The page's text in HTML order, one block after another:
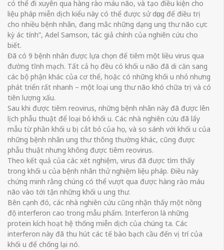
có thể đi xuyên qua hàng rào máu não, và tạo điều kiện cho
liệu pháp miễn dịch kiểu này có thể được sử dụng để điều trị
cho nhiều bệnh nhân, đang mắc những dạng ung thư não cực
kỳ ác tính”, Adel Samson, tác giả chính của nghiên cứu cho
biết.
Đã có 9 bệnh nhân được lựa chọn để tiêm một liều virus qua
đường tĩnh mạch. Tất cả họ đều có khối u não đã di căn sang
các bộ phận khác của cơ thể, hoặc có những khối u nhỏ nhưng
phát triển rất nhanh – một loại ung thư não khó chữa trị và có
tiên lượng xấu.
Sau khi được tiêm reovirus, những bệnh nhân này đã được lên
lịch phẫu thuật để loại bỏ khối u. Các nhà nghiên cứu đã lấy
mẫu từ phần khối u bị cắt bỏ của họ, và so sánh với khối u của
những bệnh nhân ung thư thông thường khác, cũng được
phẫu thuật nhưng không được tiêm reovirus.
Theo kết quả của các xét nghiệm, virus đã được tìm thấy
trong khối u của bệnh nhân thử nghiệm liệu pháp. Điều này
chứng minh rằng chúng có thể vượt qua được hàng rào máu
não vào tới tận những khối u ung thư.
Bên cạnh đó, các nhà nghiên cứu cũng nhận thấy một nồng
độ interferon cao trong mẫu phẩm. Interferon là những
protein kích hoạt hệ thống miễn dịch của chúng ta. Các
interferon này đã thu hút các tế bào bạch cầu đến vị trí của
khối u để chống lại nó.